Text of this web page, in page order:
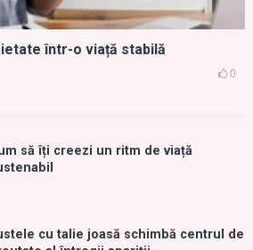
într-o viață stabilă
0
să îți creezi un ritm de viață
cu talie joasă schimbă centrul de